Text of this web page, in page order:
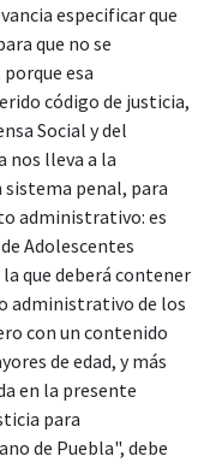
especificar que
que no se
esa
código de justicia,
Social y del
nos lleva a la
sistema penal, para
administrativo: es
Adolescentes
que deberá contener
administrativo de los
con un contenido
de edad, y más
en la presente
para
de Puebla", debe